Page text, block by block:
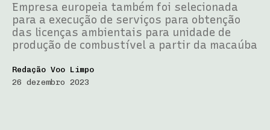
Empresa europeia também foi selecionada
para a execução de serviços para obtenção
das licenças ambientais para unidade de
produção de combustível a partir da macaúba
Redação Voo Limpo
26 dezembro 2023